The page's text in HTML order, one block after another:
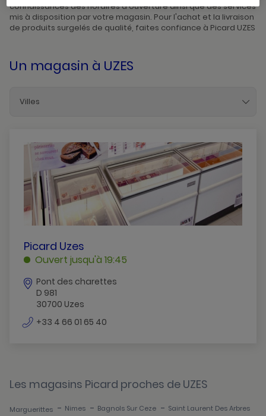
connaissances des horaires d'ouverture ainsi que des services
mis à disposition par votre magasin. Pour l'achat et la livraison
de produits surgelés de qualité, faites confiance à Picard UZES
Un magasin à UZES
Villes
Bagnols-Sur-Ceze
Beaucaire
Le-Grau-Du-Roi
Les-Angles
Marguerittes
Nimes
Saint-Laurent-Des-Arbres
Sommieres
Uzes
PICARD
UZES
Picard Uzes
Ouvert jusqu'à 19:45
Pont des charettes
D 981
30700 Uzes
+33 4 66 01 65 40
Les magasins Picard proches de UZES
Marguerittes - Nimes - Bagnols Sur Ceze - Saint Laurent Des Arbres